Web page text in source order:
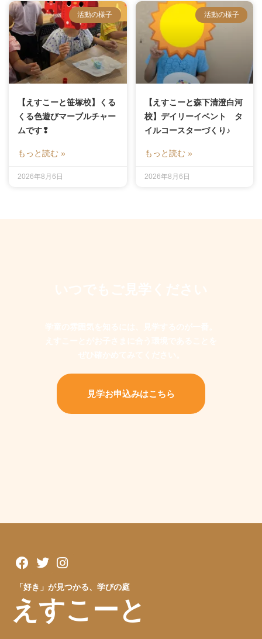
活動の様子
【えすこーと笹塚校】くる
くる色遊びマーブルチャー
ムです❢
もっと読む »
2026年8月6日
活動の様子
【えすこーと森下清澄白河
校】デイリーイベント タ
イルコースターづくり♪
もっと読む »
2026年8月6日
見学お申込みはこちら
「好き」が見つかる、学びの庭
えすこーと